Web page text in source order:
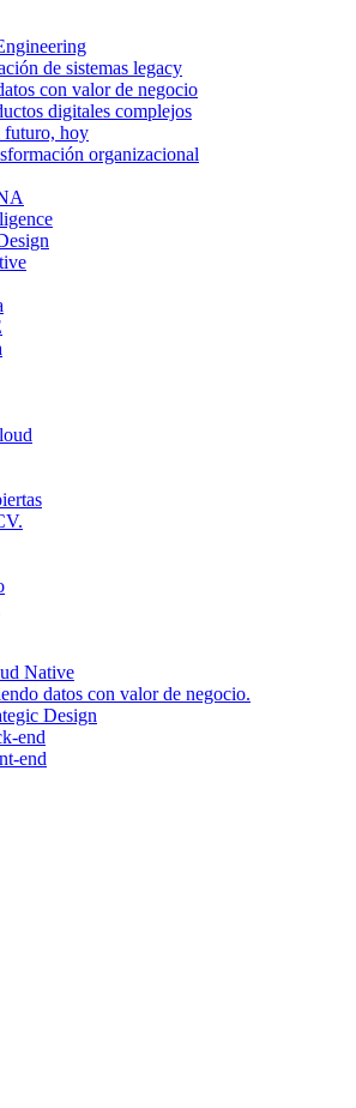
de sistemas legacy
con valor de negocio
digitales complejos
hoy
organizacional
Native
datos con valor de negocio.
Design
end
end